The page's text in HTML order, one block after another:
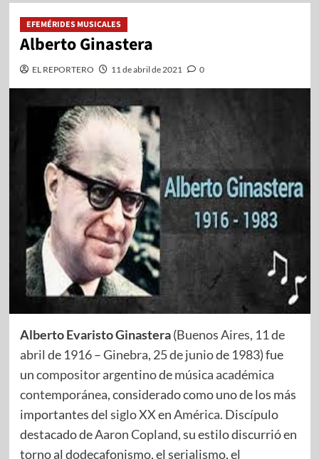
EFEMÉRIDES MUSICALES
Alberto Ginastera
EL REPORTERO 11 de abril de 2021 0
Alberto Evaristo Ginastera(Buenos Aires, 11 de
abril de 1916–Ginebra, 25 de juniode 1983) fue
uncompositor argentinodemúsica académica
contemporánea, considerado como uno de los más
importantes del siglo XXenAmérica. Discípulo
destacado deAaron Copland, su estilo discurrió en
torno al dodecafonismo, el serialismo, el